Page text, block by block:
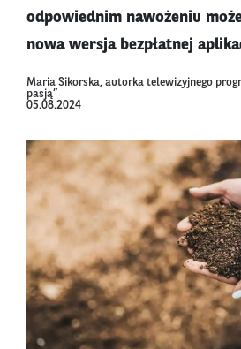
odpowiednim nawożeniu
nowa wersja bezpłatnej
Maria Sikorska, autorka telewizyjnego
pasją”
05.08.2024